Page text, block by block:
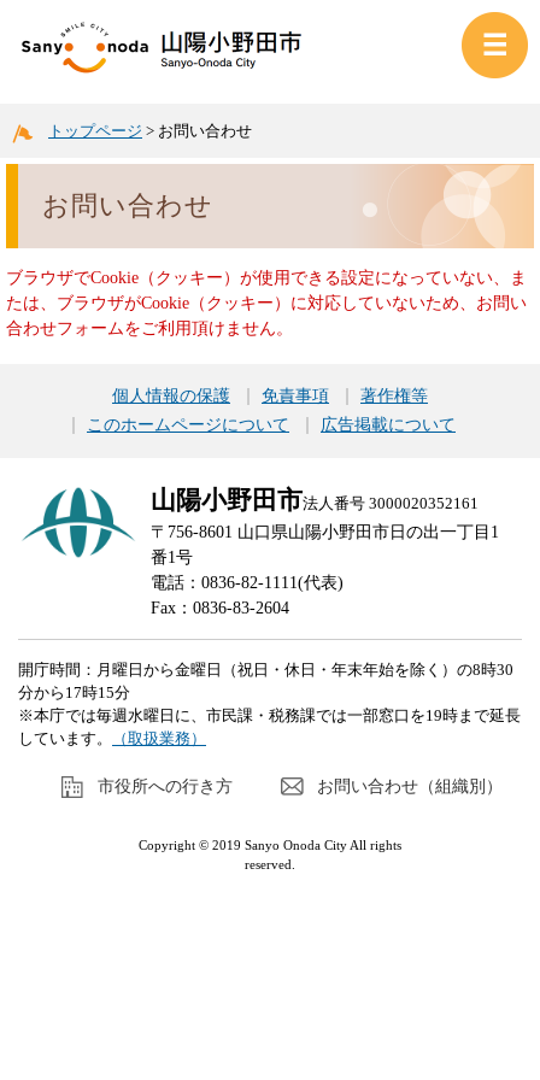
トップページ > お問い合わせ
お問い合わせ
ブラウザでCookie（クッキー）が使用できる設定になっていない、ま
たは、ブラウザがCookie（クッキー）に対応していないため、お問い
合わせフォームをご利用頂けません。
個人情報の保護 免責事項
著作権等
このホームページについて
広告掲載について
山陽小野田市法人番号 3000020352161
〒756-8601 山口県山陽小野田市日の出一丁目1
番1号
電話：0836-82-1111(代表)
Fax：0836-83-2604
開庁時間：月曜日から金曜日（祝日・休日・年末年始を除く）の8時30
分から17時15分
※本庁では毎週水曜日に、市民課・税務課では一部窓口を19時まで延長
しています。
（取扱業務）
市役所への行き方 お問い合わせ（組織別）
Copyright © 2019 Sanyo Onoda City All rights
reserved.